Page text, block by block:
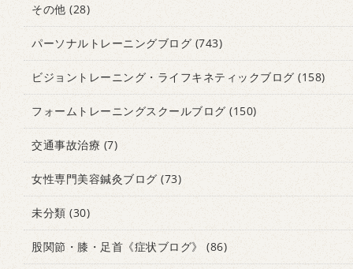
その他 (28)
パーソナルトレーニングブログ (743)
ビジョントレーニング・ライフキネティックブログ (158)
フォームトレーニングスクールブログ (150)
交通事故治療 (7)
女性専門美容鍼灸ブログ(73)
未分類 (30)
股関節・膝・足首《症状ブログ》 (86)